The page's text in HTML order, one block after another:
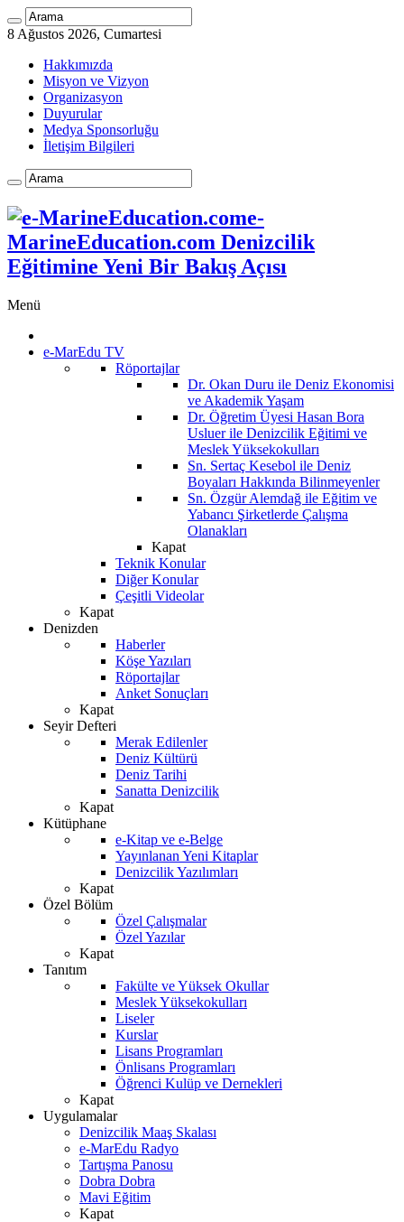
8 Ağustos 2026, Cumartesi
Hakkımızda
Misyon ve Vizyon
Organizasyon
Duyurular
Medya Sponsorluğu
İletişim Bilgileri
e-
MarineEducation.com Denizcilik
Eğitimine Yeni Bir Bakış Açısı
Menü
e-MarEdu TV
Röportajlar
Dr. Okan Duru ile Deniz Ekonomisi
ve Akademik Yaşam
Dr. Öğretim Üyesi Hasan Bora
Usluer ile Denizcilik Eğitimi ve
Meslek Yüksekokulları
Sn. Sertaç Kesebol ile Deniz
Boyaları Hakkında Bilinmeyenler
Sn. Özgür Alemdağ ile Eğitim ve
Yabancı Şirketlerde Çalışma
Olanakları
Kapat
Teknik Konular
Diğer Konular
Çeşitli Videolar
Kapat
Denizden
Haberler
Köşe Yazıları
Röportajlar
Anket Sonuçları
Kapat
Seyir Defteri
Merak Edilenler
Deniz Kültürü
Deniz Tarihi
Sanatta Denizcilik
Kapat
Kütüphane
e-Kitap ve e-Belge
Yayınlanan Yeni Kitaplar
Denizcilik Yazılımları
Kapat
Özel Bölüm
Özel Çalışmalar
Özel Yazılar
Kapat
Tanıtım
Fakülte ve Yüksek Okullar
Meslek Yüksekokulları
Liseler
Kurslar
Lisans Programları
Önlisans Programları
Öğrenci Kulüp ve Dernekleri
Kapat
Uygulamalar
Denizcilik Maaş Skalası
e-MarEdu Radyo
Tartışma Panosu
Dobra Dobra
Mavi Eğitim
Kapat